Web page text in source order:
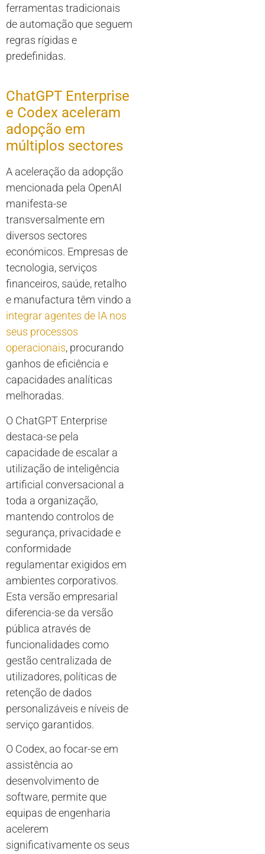
ferramentas tradicionais
de automação que seguem
regras rígidas e
predefinidas.
ChatGPT Enterprise
e Codex aceleram
adopção em
múltiplos sectores
A aceleração da adopção
mencionada pela OpenAI
manifesta-se
transversalmente em
diversos sectores
económicos. Empresas de
tecnologia, serviços
financeiros, saúde, retalho
e manufactura têm vindo a
integrar agentes de IA nos
seus processos
operacionais, procurando
ganhos de eficiência e
capacidades analíticas
melhoradas.
O ChatGPT Enterprise
destaca-se pela
capacidade de escalar a
utilização de inteligência
artificial conversacional a
toda a organização,
mantendo controlos de
segurança, privacidade e
conformidade
regulamentar exigidos em
ambientes corporativos.
Esta versão empresarial
diferencia-se da versão
pública através de
funcionalidades como
gestão centralizada de
utilizadores, políticas de
retenção de dados
personalizáveis e níveis de
serviço garantidos.
O Codex, ao focar-se em
assistência ao
desenvolvimento de
software, permite que
equipas de engenharia
acelerem
significativamente os seus